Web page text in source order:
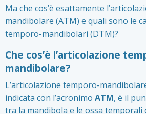
Ma che cos’è esattamente
mandibolare (ATM) e quali sono le
temporo-mandibolari (DTM)?
Che cos’è l’articolazione
mandibolare?
L’articolazione temporo-
indicata con l’acronimo ATM, è il
tra la mandibola e le ossa temporali